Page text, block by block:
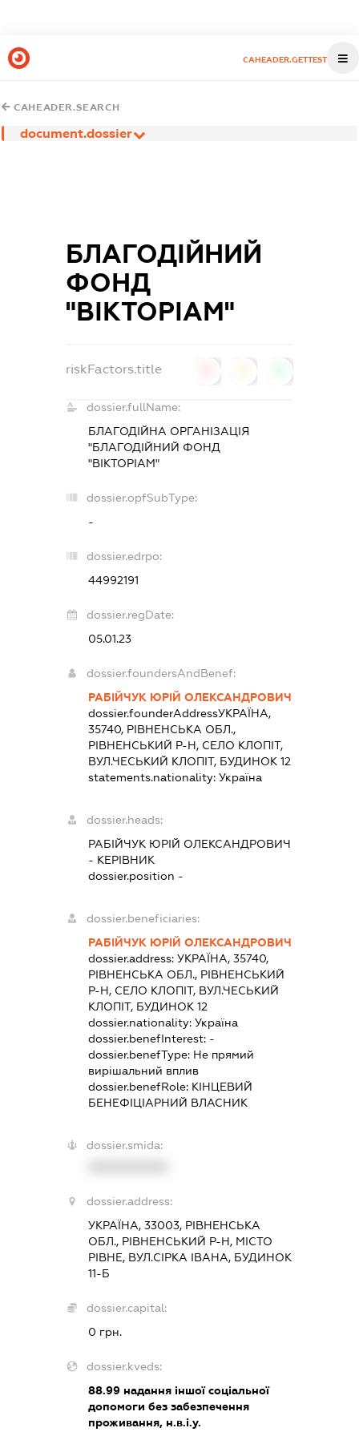
CAHEADER.GETTEST
CAHEADER.SEARCH
document.dossier
БЛАГОДІЙНИЙ
ФОНД
"ВІКТОРІАМ"
riskFactors.title
dossier.fullName:
БЛАГОДІЙНА ОРГАНІЗАЦІЯ
"БЛАГОДІЙНИЙ ФОНД
"ВІКТОРІАМ"
dossier.opfSubType:
-
dossier.edrpo:
44992191
dossier.regDate:
05.01.23
dossier.foundersAndBenef:
РАБІЙЧУК ЮРІЙ ОЛЕКСАНДРОВИЧ
dossier.founderAddressУКРАЇНА,
35740, РІВНЕНСЬКА ОБЛ.,
РІВНЕНСЬКИЙ Р-Н, СЕЛО КЛОПІТ,
ВУЛ.ЧЕСЬКИЙ КЛОПІТ, БУДИНОК 12
statements.nationality: Україна
dossier.heads:
РАБІЙЧУК ЮРІЙ ОЛЕКСАНДРОВИЧ
- КЕРІВНИК
dossier.position -
dossier.beneficiaries:
РАБІЙЧУК ЮРІЙ ОЛЕКСАНДРОВИЧ
dossier.address: УКРАЇНА, 35740,
РІВНЕНСЬКА ОБЛ., РІВНЕНСЬКИЙ
Р-Н, СЕЛО КЛОПІТ, ВУЛ.ЧЕСЬКИЙ
КЛОПІТ, БУДИНОК 12
dossier.nationality: Україна
dossier.benefInterest: -
dossier.benefType: Не прямий
вирішальний вплив
dossier.benefRole: КІНЦЕВИЙ
БЕНЕФІЦІАРНИЙ ВЛАСНИК
dossier.smida:
dossier.address:
УКРАЇНА, 33003, РІВНЕНСЬКА
ОБЛ., РІВНЕНСЬКИЙ Р-Н, МІСТО
РІВНЕ, ВУЛ.СІРКА ІВАНА, БУДИНОК
11-Б
dossier.capital:
0 грн.
dossier.kveds:
88.99надання іншої соціальної
допомоги без забезпечення
проживання, н.в.і.у.